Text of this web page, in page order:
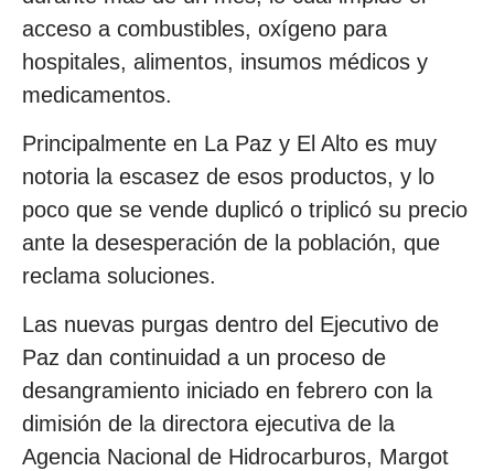
acceso a combustibles, oxígeno para
hospitales, alimentos, insumos médicos y
medicamentos.
Principalmente en La Paz y El Alto es muy
notoria la escasez de esos productos, y lo
poco que se vende duplicó o triplicó su precio
ante la desesperación de la población, que
reclama soluciones.
Las nuevas purgas dentro del Ejecutivo de
Paz dan continuidad a un proceso de
desangramiento iniciado en febrero con la
dimisión de la directora ejecutiva de la
Agencia Nacional de Hidrocarburos, Margot